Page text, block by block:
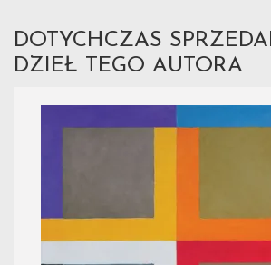
DOTYCHCZAS
DZIEŁ TEGO AUTORA